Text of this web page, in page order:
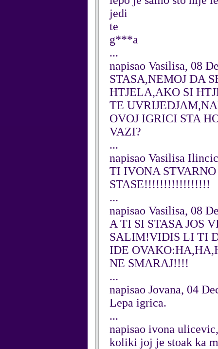
jedi
te
g***a
...
napisao Vasilisa, 08
STASA,NEMOJ DA
HTJELA,AKO SI
TE
OVOJ IGRICI STA
VAZI?
...
napisao Vasilisa
TI IVONA
STASE!!!!!!!!!!!!!!!!!
...
napisao Vasilisa, 08
A TI SI STASA JOS
SALIM!VIDIS LI TI
IDE
NE SMARAJ!!!!
...
napisao Jovana, 04
Lepa igrica.
...
napisao ivona
koliki joj je stoak ka